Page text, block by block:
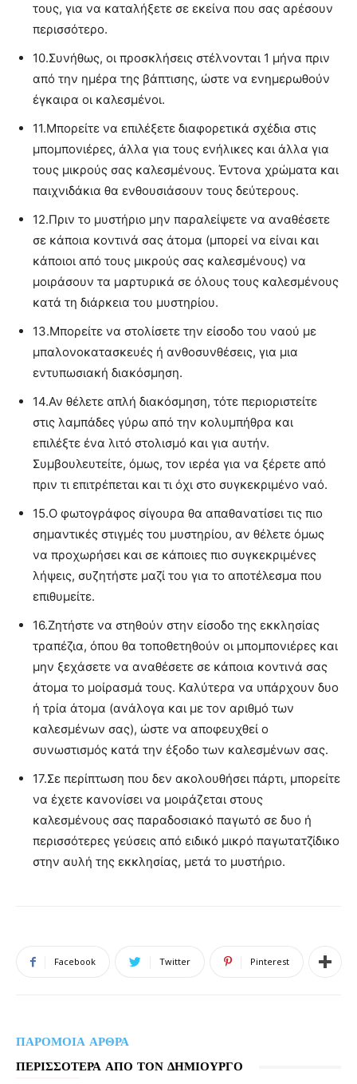
τους, για να καταλήξετε σε εκείνα που σας αρέσουν
περισσότερο.
10.Συνήθως, οι προσκλήσεις στέλνονται 1 μήνα πριν
από την ημέρα της βάπτισης, ώστε να ενημερωθούν
έγκαιρα οι καλεσμένοι.
11.Μπορείτε να επιλέξετε διαφορετικά σχέδια στις
μπομπονιέρες, άλλα για τους ενήλικες και άλλα για
τους μικρούς σας καλεσμένους. Έντονα χρώματα και
παιχνιδάκια θα ενθουσιάσουν τους δεύτερους.
12.Πριν το μυστήριο μην παραλείψετε να αναθέσετε
σε κάποια κοντινά σας άτομα (μπορεί να είναι και
κάποιοι από τους μικρούς σας καλεσμένους) να
μοιράσουν τα μαρτυρικά σε όλους τους καλεσμένους
κατά τη διάρκεια του μυστηρίου.
13.Μπορείτε να στολίσετε την είσοδο του ναού με
μπαλονοκατασκευές ή ανθοσυνθέσεις, για μια
εντυπωσιακή διακόσμηση.
14.Αν θέλετε απλή διακόσμηση, τότε περιοριστείτε
στις λαμπάδες γύρω από την κολυμπήθρα και
επιλέξτε ένα λιτό στολισμό και για αυτήν.
Συμβουλευτείτε, όμως, τον ιερέα για να ξέρετε από
πριν τι επιτρέπεται και τι όχι στο συγκεκριμένο ναό.
15.Ο φωτογράφος σίγουρα θα απαθανατίσει τις πιο
σημαντικές στιγμές του μυστηρίου, αν θέλετε όμως
να προχωρήσει και σε κάποιες πιο συγκεκριμένες
λήψεις, συζητήστε μαζί του για το αποτέλεσμα που
επιθυμείτε.
16.Ζητήστε να στηθούν στην είσοδο της εκκλησίας
τραπέζια, όπου θα τοποθετηθούν οι μπομπονιέρες και
μην ξεχάσετε να αναθέσετε σε κάποια κοντινά σας
άτομα το μοίρασμά τους. Καλύτερα να υπάρχουν δυο
ή τρία άτομα (ανάλογα και με τον αριθμό των
καλεσμένων σας), ώστε να αποφευχθεί ο
συνωστισμός κατά την έξοδο των καλεσμένων σας.
17.Σε περίπτωση που δεν ακολουθήσει πάρτι, μπορείτε
να έχετε κανονίσει να μοιράζεται στους
καλεσμένους σας παραδοσιακό παγωτό σε δυο ή
περισσότερες γεύσεις από ειδικό μικρό παγωτατζίδικο
στην αυλή της εκκλησίας, μετά το μυστήριο.
Facebook Twitter Pinterest
ΠΑΡΟΜΟΙΑ ΑΡΘΡΑ
ΠΕΡΙΣΣΟΤΕΡΑ ΑΠΟ ΤΟΝ ΔΗΜΙΟΥΡΓΟ